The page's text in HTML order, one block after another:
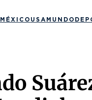
MÉXICO USA MUNDO